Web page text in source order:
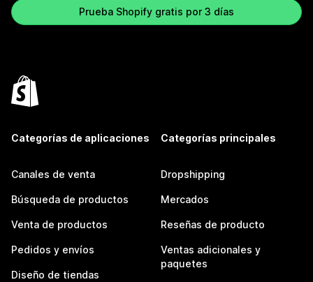
Prueba Shopify gratis por 3 días
Categorías de aplicaciones
Canales de venta
Búsqueda de productos
Venta de productos
Pedidos y envíos
Diseño de tiendas
Categorías principales
Dropshipping
Mercados
Reseñas de producto
Ventas adicionales y
paquetes